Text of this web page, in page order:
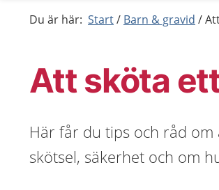
Du är här: Start Barn & gravid
Att sköta
Här får du tips och råd om
skötsel, säkerhet och om